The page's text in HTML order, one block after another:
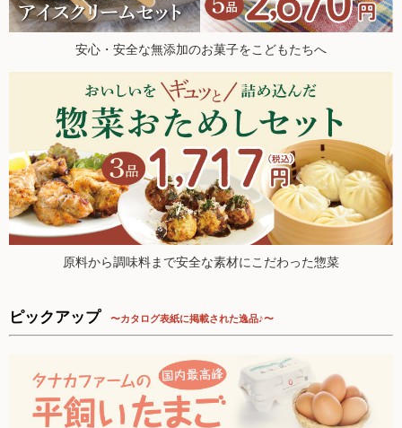
粉・餅
健康応援グッズ
石けん・生活用品
食べもの百科（書籍）
ご利用ガイド
取扱いアイテム数について
カートについて
2026.5.16【毎週土曜日更新！】品ものアイテムを更新しまし
た。
2026.5.9【毎週土曜日更新！】品ものアイテムを更新しまし
2026.5.2【毎週土曜日更新！】品ものアイテムを更新しまし
2026.4.30 ナカムラクリニック 中村先生のブログでオルター
が紹介されました！
2026.4.25【毎週土曜日更新！】品ものアイテムを更新しまし
た。
2026.4.18【毎週土曜日更新！】品ものアイテムを更新。今週
も新登場アイテム多数！
2026.4.11【毎週土曜日更新！】品ものアイテムを更新。今週
も新登場アイテム多数！
2026.3.28【毎週土曜日更新！】品ものアイテムを更新しまし
た。
2026.3.21【毎週土曜日更新！】品ものアイテムを更新しまし
た。
2026.3.14【毎週土曜日更新！】品ものアイテムを更新しまし
た。
安心・安全な無添加のお菓子をこどもたちへ
原料から調味料まで安全な素材にこだわった惣菜
ピックアップ 〜カタログ表紙に掲載された逸品♪〜